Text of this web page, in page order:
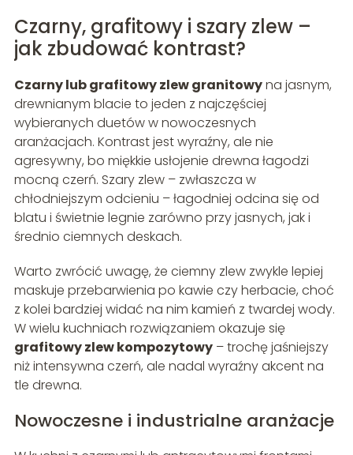
Czarny, grafitowy i szary zlew –
jak zbudować kontrast?
Czarny lub grafitowy zlew granitowyna jasnym,
drewnianym blacie to jeden z najczęściej
wybieranych duetów w nowoczesnych
aranżacjach. Kontrast jest wyraźny, ale nie
agresywny, bo miękkie usłojenie drewna łagodzi
mocną czerń. Szary zlew – zwłaszcza w
chłodniejszym odcieniu – łagodniej odcina się od
blatu i świetnie legnie zarówno przy jasnych, jak i
średnio ciemnych deskach.
Warto zwrócić uwagę, że ciemny zlew zwykle lepiej
maskuje przebarwienia po kawie czy herbacie, choć
z kolei bardziej widać na nim kamień z twardej wody.
W wielu kuchniach rozwiązaniem okazuje się
grafitowy zlew kompozytowy– trochę jaśniejszy
niż intensywna czerń, ale nadal wyraźny akcent na
tle drewna.
Nowoczesne i industrialne aranżacje